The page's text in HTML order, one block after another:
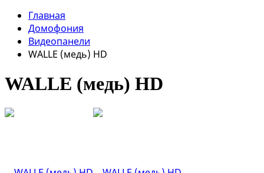
Главная
Домофония
Видеопанели
WALLE (медь) HD
WALLE (медь) HD